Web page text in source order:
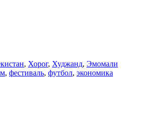
, Хорог, Худжанд, Эмомали
, фестиваль, футбол, экономика